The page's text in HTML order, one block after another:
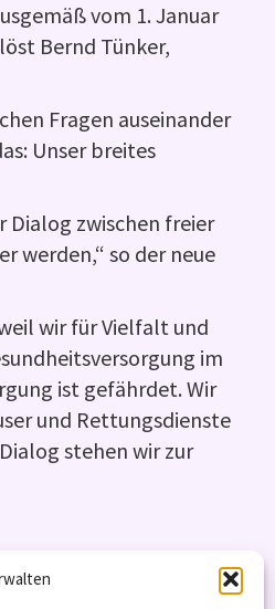
vom 1. Januar
Bernd Tünker,
Fragen auseinander
Unser breites
Dialog zwischen freier
werden,“ so der neue
wir für Vielfalt und
im
ist gefährdet. Wir
und Rettungsdienste
stehen wir zur